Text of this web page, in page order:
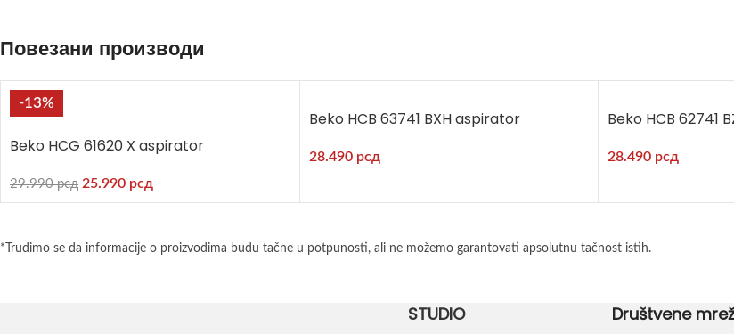
Повезани производи
-13%
Beko HCG 61620 X aspirator
29.990рсд 25.990 рсд
Beko HCB 63741 BXH aspirator
28.490 рсд
Beko HCB 62741
28.490 рсд
*Trudimo se da informacije o proizvodima budu tačne u potpunosti, ali ne možemo garantovati apsolutnu tačnost istih.
STUDIO Društvene